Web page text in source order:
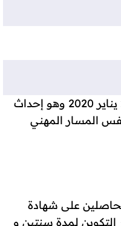
أكدت الوزارة نفس تصورها لحل الملف الذي قدمته في لقاء 25 فبراير 2019 ولقاء 2 يناير 2020 وهو إحداث
المسار المهني
على شهادة
أقدمية عامة و يستمر التكوين لمدة سنتين و